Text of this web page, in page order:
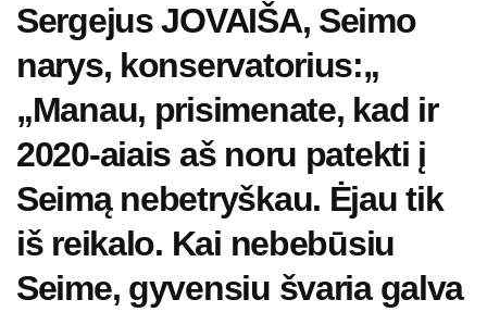
Sergejus JOVAIŠA, Seimo
narys, konservatorius:„
„Manau, prisimenate, kad ir
2020-aiais aš noru patekti į
Seimą nebetryškau. Ėjau tik
iš reikalo. Kai nebebūsiu
Seime, gyvensiu švaria galva